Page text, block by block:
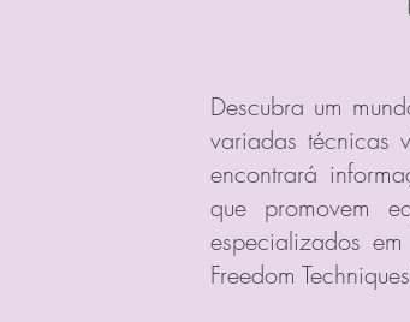
Descubra um
variadas técnicas
encontrará
que promovem
especializados
Freedom